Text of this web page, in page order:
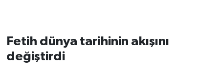
Fetih dünya tarihinin akışını
değiştirdi